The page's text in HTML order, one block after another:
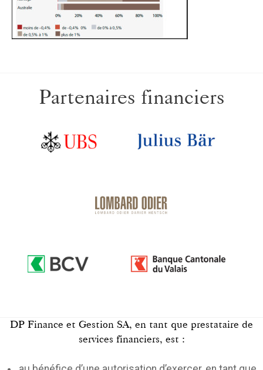
Partenaires financiers
DP Finance et Gestion SA, en tant que prestataire de
services financiers, est :